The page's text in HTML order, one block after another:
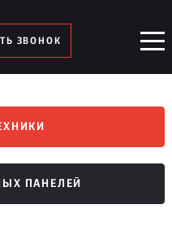
ЗВОНОК
ПАНЕЛЕЙ